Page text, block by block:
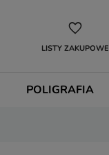
LISTY ZAKUPOWE
POLIGRAFIA